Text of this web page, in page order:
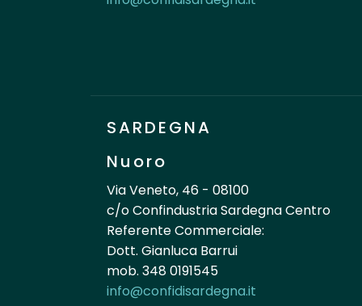
SARDEGNA
Nuoro
Via Veneto, 46 - 08100
c/o Confindustria Sardegna Centro
Referente Commerciale:
Dott. Gianluca Barrui
mob. 348 0191545
info@confidisardegna.it